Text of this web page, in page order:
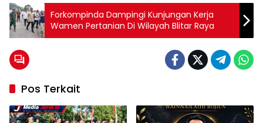
Forkompinda Dampingi Kunjungan Kerja
Wamen Pertanian Di Wilayah Blitar Raya
Pos Terkait